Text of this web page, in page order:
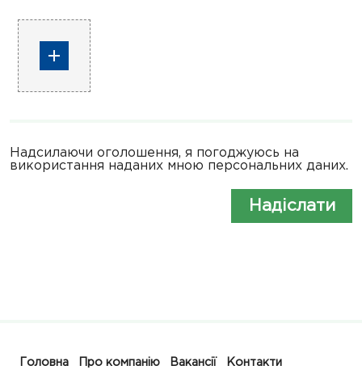
Надсилаючи оголошення, я погоджуюсь на
використання наданих мною персональних даних.
Надіслати
Головна Про компанію Вакансії Контакти